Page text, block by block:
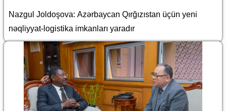
Nazgul Joldoşova: Azərbaycan Qırğızıstan üçün yeni
nəqliyyat-logistika imkanları yaradır